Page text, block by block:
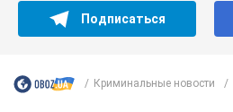
Подписаться
Криминальные новости